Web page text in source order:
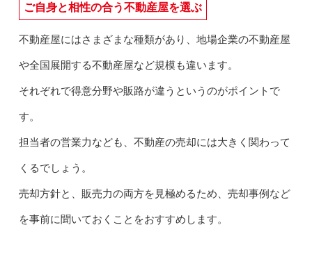
ご自身と相性の合う不動産屋を選ぶ
不動産屋にはさまざまな種類があり、地場企業の不動産屋
や全国展開する不動産屋など規模も違います。
それぞれで得意分野や販路が違うというのがポイントで
す。
担当者の営業力なども、不動産の売却には大きく関わって
くるでしょう。
売却方針と、販売力の両方を見極めるため、売却事例など
を事前に聞いておくことをおすすめします。